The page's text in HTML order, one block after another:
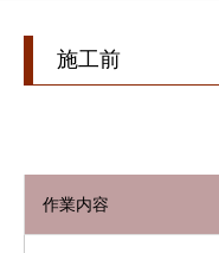
施工前
作業内容